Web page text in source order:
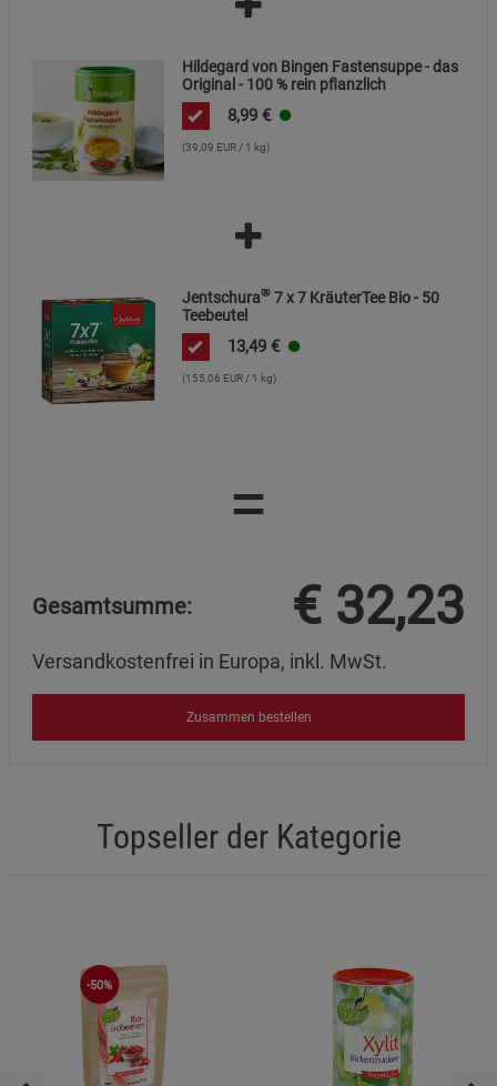
Hildegard von Bingen Fastensuppe - das
Original - 100 % rein pflanzlich
8,99 €
(39,09 EUR / 1 kg)
Jentschura® 7 x 7 KräuterTee Bio - 50
Teebeutel
13,49 €
(155,06 EUR / 1 kg)
=
Gesamtsumme: € 32,23
Versandkostenfrei in Europa, inkl. MwSt.
Zusammen bestellen
Topseller der Kategorie
-50%